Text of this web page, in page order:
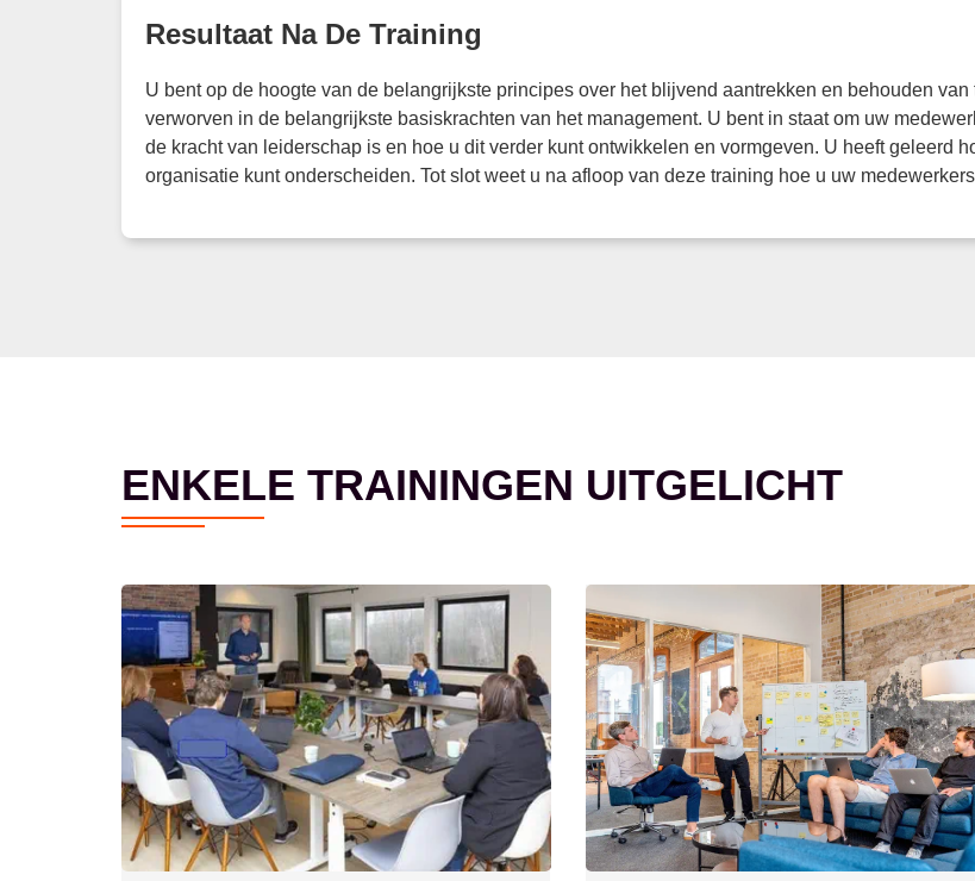
Resultaat Na De Training
U bent op de hoogte van de belangrijkste principes over het blijvend aantrekken en behouden
verworven in de belangrijkste basiskrachten van het management. U bent in staat om uw
de kracht van leiderschap is en hoe u dit verder kunt ontwikkelen en vormgeven. U heeft geleerd
organisatie kunt onderscheiden. Tot slot weet u na afloop van deze training hoe u uw
ENKELE TRAININGEN UITGELICHT